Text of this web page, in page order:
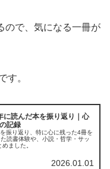
ので、気になる一冊が
す。
に読んだ本を振り返り｜心
記録
振り返り、特に心に残った4冊を
読書体験や、小説・哲学・サッ
ました。
2026.01.01